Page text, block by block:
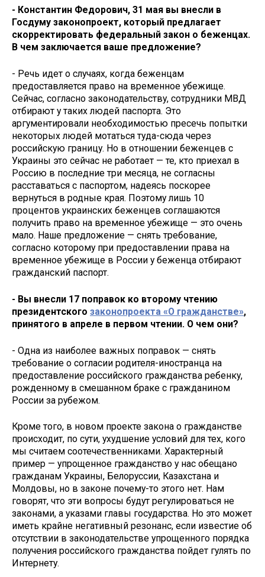
- Константин Федорович, 31 мая вы внесли в
Госдуму законопроект, который предлагает
скорректировать федеральный закон о беженцах.
В чем заключается ваше предложение?
- Речь идет о случаях, когда беженцам
предоставляется право на временное убежище.
Сейчас, согласно законодательству, сотрудники МВД
отбирают у таких людей паспорта. Это
аргументировали необходимостью пресечь попытки
некоторых людей мотаться туда-сюда через
российскую границу. Но в отношении беженцев с
Украины это сейчас не работает — те, кто приехал в
Россию в последние три месяца, не согласны
расставаться с паспортом, надеясь поскорее
вернуться в родные края. Поэтому лишь 10
процентов украинских беженцев соглашаются
получить право на временное убежище — это очень
мало. Наше предложение — снять требование,
согласно которому при предоставлении права на
временное убежище в России у беженца отбирают
гражданский паспорт.
- Вы внесли 17 поправок ко второму чтению
президентского законопроекта «О гражданстве»,
принятого в апреле в первом чтении. О чем они?
- Одна из наиболее важных поправок — снять
требование о согласии родителя-иностранца на
предоставление российского гражданства ребенку,
рожденному в смешанном браке с гражданином
России за рубежом.
Кроме того, в новом проекте закона о гражданстве
происходит, по сути, ухудшение условий для тех, кого
мы считаем соотечественниками. Характерный
пример — упрощенное гражданство у нас обещано
гражданам Украины, Белоруссии, Казахстана и
Молдовы, но в законе почему-то этого нет. Нам
говорят, что эти вопросы будут регулироваться не
законами, а указами главы государства. Но это может
иметь крайне негативный резонанс, если известие об
отсутствии в законодательстве упрощенного порядка
получения российского гражданства пойдет гулять по
Интернету.